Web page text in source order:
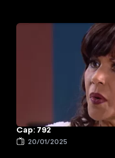
Cap: 792
20/01/2025